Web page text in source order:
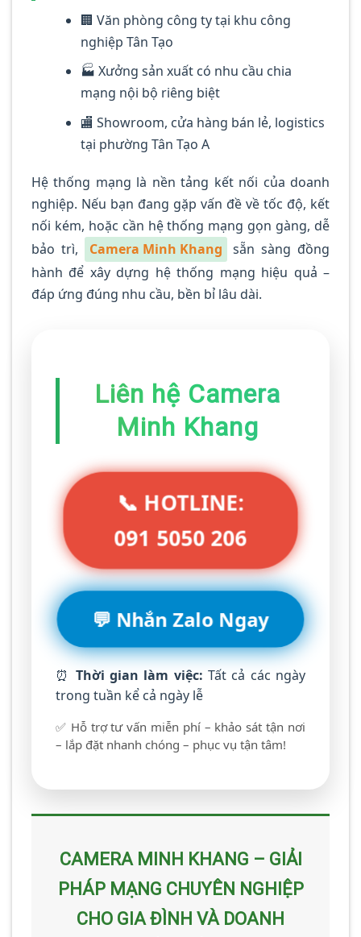
🏢 Văn phòng công ty tại khu công
nghiệp Tân Tạo
🏭 Xưởng sản xuất có nhu cầu chia
mạng nội bộ riêng biệt
🏬 Showroom, cửa hàng bán lẻ, logistics
tại phường Tân Tạo A
Hệ thống mạng là nền tảng kết nối của doanh
nghiệp. Nếu bạn đang gặp vấn đề về tốc độ, kết
nối kém, hoặc cần hệ thống mạng gọn gàng, dễ
bảo trì,
Camera Minh Khang
sẵn sàng đồng
hành để xây dựng hệ thống mạng hiệu quả –
đáp ứng đúng nhu cầu, bền bỉ lâu dài.
Liên hệ Camera
Minh Khang
📞 HOTLINE:
091 5050 206
💬 Nhắn Zalo Ngay
⏰ Thời gian làm việc: Tất cả các ngày
trong tuần kể cả ngày lễ
✅ Hỗ trợ tư vấn miễn phí – khảo sát tận nơi
– lắp đặt nhanh chóng – phục vụ tận tâm!
CAMERA MINH KHANG – GIẢI
PHÁP MẠNG CHUYÊN NGHIỆP
CHO GIA ĐÌNH VÀ DOANH